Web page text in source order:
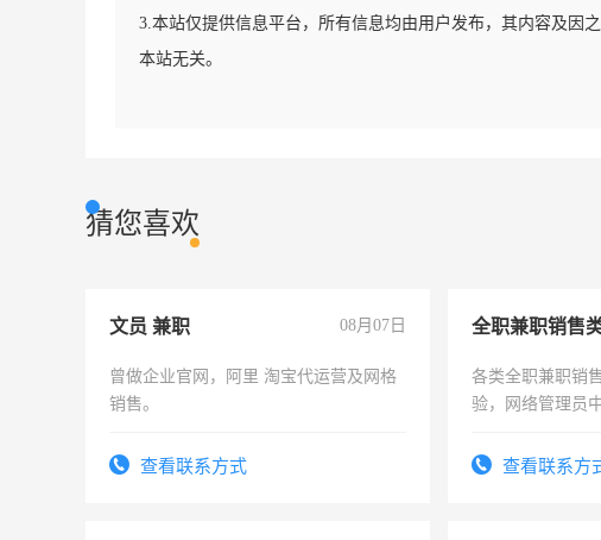
3.本站仅提供信息平台，所有信息均由用户发布，其内容及因
本站无关。
猜您喜欢
文员 兼职 08月07日
曾做企业官网，阿里 淘宝代运营及网格
销售。
查看联系方式
全职兼职销售
各类全职兼职销
验，网络管理员
有高低压电工证
查看联系方